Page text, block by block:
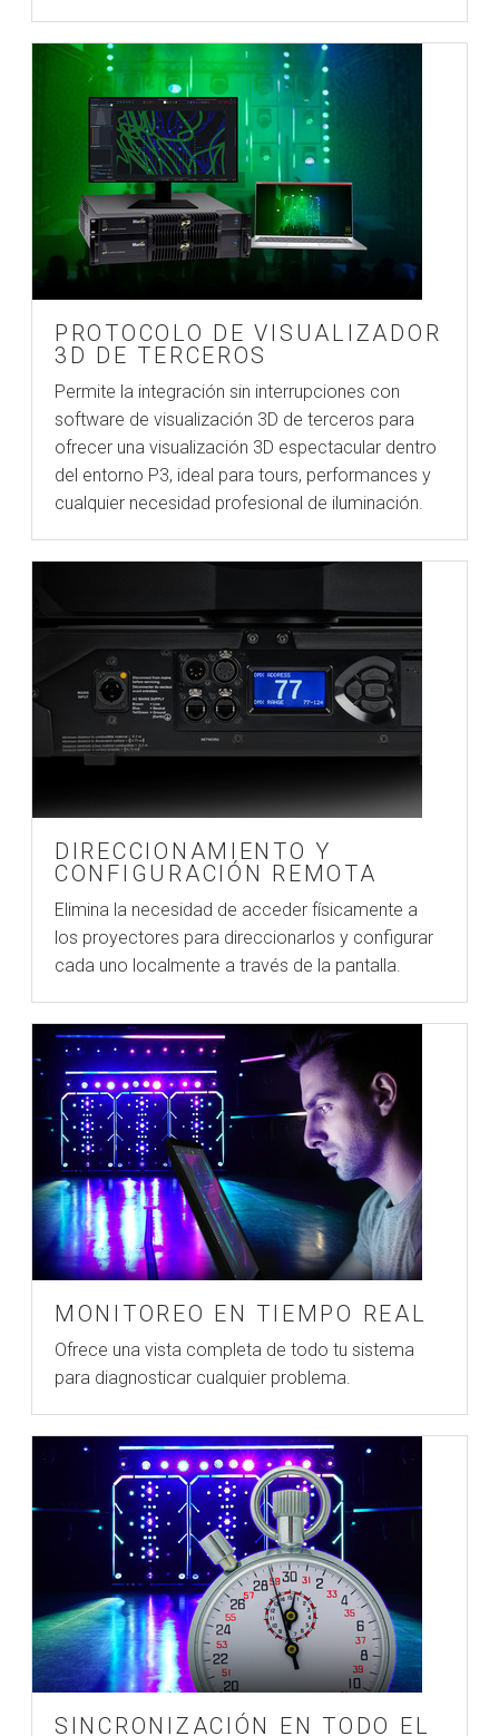
PROTOCOLO DE VISUALIZADOR
3D DE TERCEROS
Permite la integración sin interrupciones con
software de visualización 3D de terceros para
ofrecer una visualización 3D espectacular dentro
del entorno P3, ideal para tours, performances y
cualquier necesidad profesional de iluminación.
DIRECCIONAMIENTO Y
CONFIGURACIÓN REMOTA
Elimina la necesidad de acceder físicamente a
los proyectores para direccionarlos y configurar
cada uno localmente a través de la pantalla.
MONITOREO EN TIEMPO REAL
Ofrece una vista completa de todo tu sistema
para diagnosticar cualquier problema.
SINCRONIZACIÓN EN TODO EL